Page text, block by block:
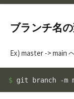
ブランチ名
Ex) master -> main
$ git branch -m